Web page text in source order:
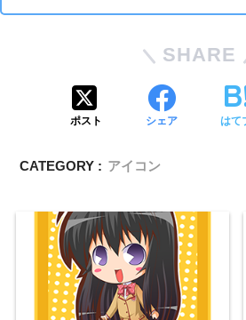
SHARE
ポスト シェア はて
CATEGORY : アイコン